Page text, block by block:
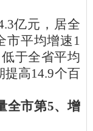
亿元，居全
市平均增速1
于全省平均
提高14.9个百
全市第5、增